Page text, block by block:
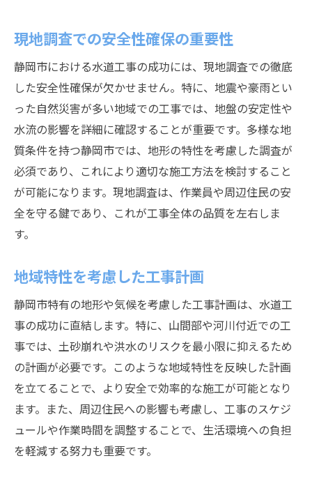
現場管理者の役割と監督
リアルタイム監視システムの導入
最新安全装備の使用
定期的な安全パトロールの実施
静岡市で選ばれる水道工事の理由とその魅力
地域ニーズに応える多様なサービス
優れた技術力とノウハウ
地元密着型のサポート体制
環境に優しい施工への取り組み
地域密着型の水道工事サービスがもたらす安心
感
地域コミュニティとの連携
住民ニーズへの柔軟な対応
地元業者による迅速なサポート
地域貢献を重視した活動
地元雇用の推進と地域活性化
現地調査での安全性確保の重要性
静岡市における水道工事の成功には、現地調査での徹底
した安全性確保が欠かせません。特に、地震や豪雨とい
った自然災害が多い地域での工事では、地盤の安定性や
水流の影響を詳細に確認することが重要です。多様な地
質条件を持つ静岡市では、地形の特性を考慮した調査が
必須であり、これにより適切な施工方法を検討すること
が可能になります。現地調査は、作業員や周辺住民の安
全を守る鍵であり、これが工事全体の品質を左右しま
す。
地域特性を考慮した工事計画
静岡市特有の地形や気候を考慮した工事計画は、水道工
事の成功に直結します。特に、山間部や河川付近での工
事では、土砂崩れや洪水のリスクを最小限に抑えるため
の計画が必要です。このような地域特性を反映した計画
を立てることで、より安全で効率的な施工が可能となり
ます。また、周辺住民への影響も考慮し、工事のスケジ
ュールや作業時間を調整することで、生活環境への負担
を軽減する努力も重要です。